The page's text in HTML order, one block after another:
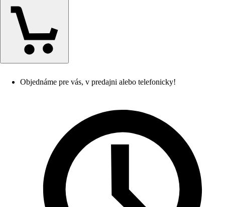
Objednáme pre vás, v predajni alebo telefonicky!